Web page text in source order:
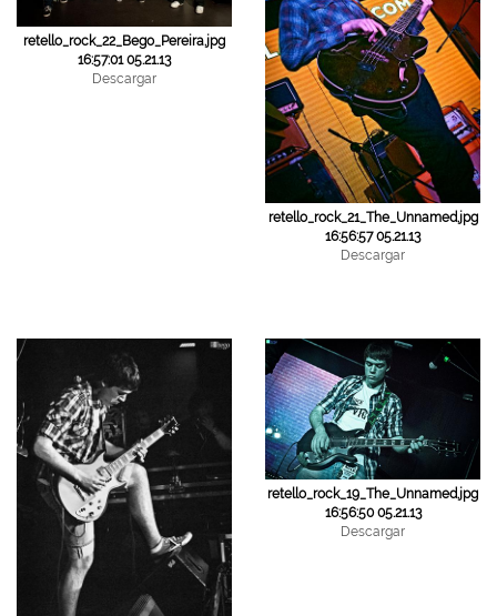
retello_rock_22_Bego_Pereira.jpg
16:57:01 05.21.13
Descargar
retello_rock_21_The_Unnamed.jpg
16:56:57 05.21.13
Descargar
retello_rock_19_The_Unnamed.jpg
16:56:50 05.21.13
Descargar